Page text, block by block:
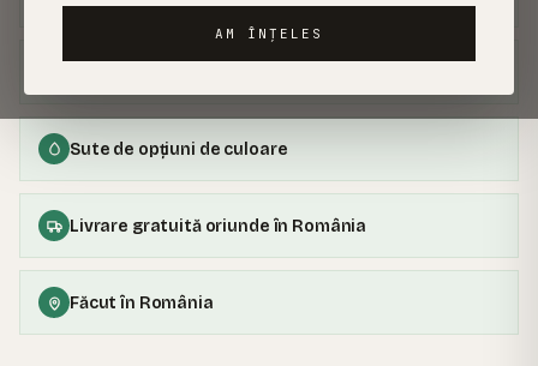
AM ÎNȚELES
Sute de opțiuni de culoare
Livrare gratuită oriunde în România
Făcut în România